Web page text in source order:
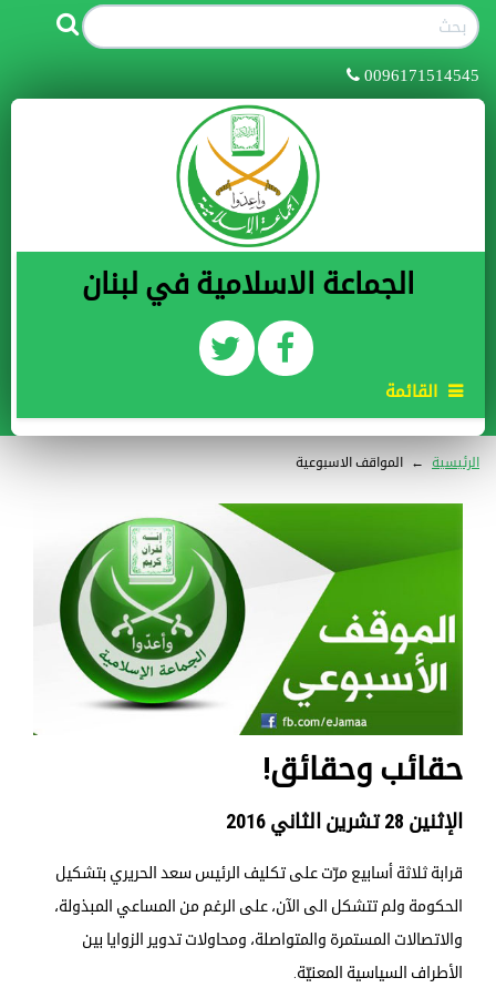
0096171514545
الجماعة الاسلامية في لبنان
القائمة
الرئيسية ← المواقف الاسبوعية
حقائب وحقائق!
الإثنين 28 تشرين الثاني 2016
قرابة ثلاثة أسابيع مرّت على تكليف الرئيس سعد الحريري بتشكيل
الحكومة ولم تتشكل الى الآن، على الرغم من المساعي المبذولة،
والاتصالات المستمرة والمتواصلة، ومحاولات تدوير الزوايا بين
الأطراف السياسية المعنيّة.